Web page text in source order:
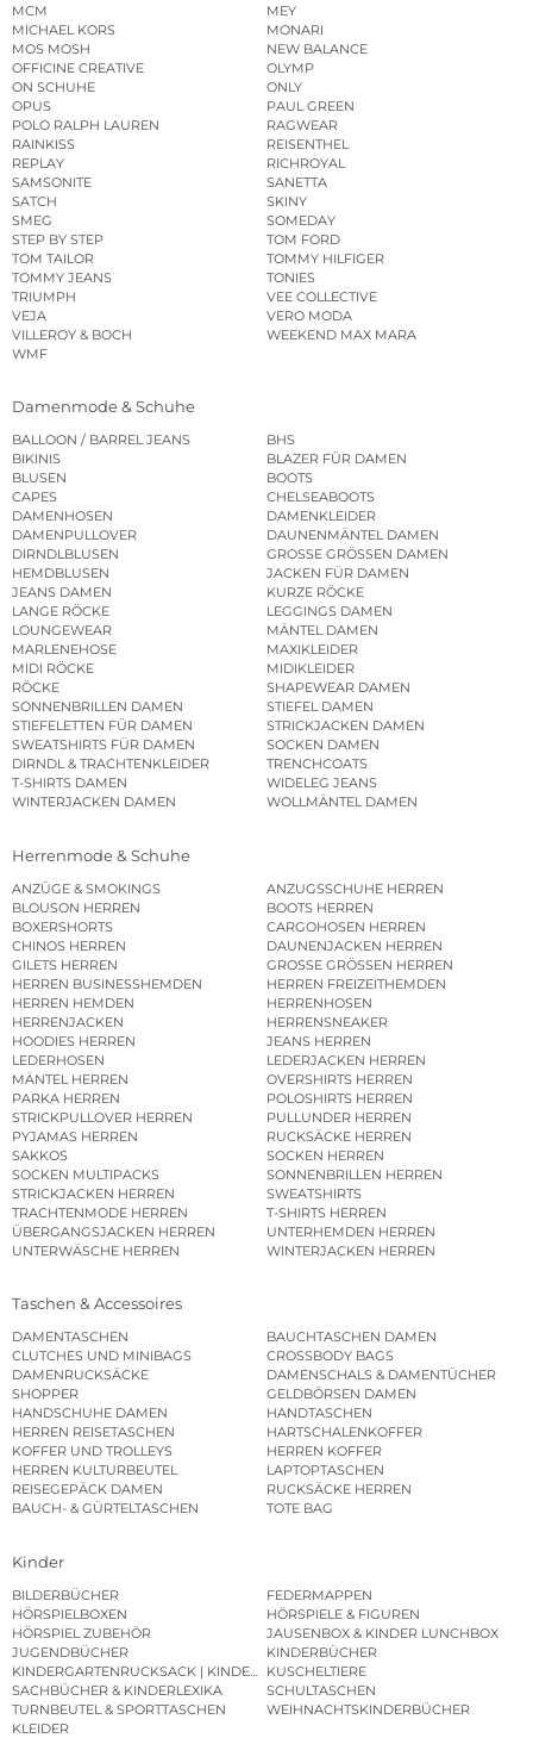
MCM
MEY
MICHAEL KORS
MONARI
MOS MOSH
NEW BALANCE
OFFICINE CREATIVE
OLYMP
ON SCHUHE
ONLY
OPUS
PAUL GREEN
POLO RALPH LAUREN
RAGWEAR
RAINKISS
REISENTHEL
REPLAY
RICHROYAL
SAMSONITE
SANETTA
SATCH
SKINY
SMEG
SOMEDAY
STEP BY STEP
TOM FORD
TOM TAILOR
TOMMY HILFIGER
TOMMY JEANS
TONIES
TRIUMPH
VEE COLLECTIVE
VEJA
VERO MODA
VILLEROY & BOCH
WEEKEND MAX MARA
WMF
Damenmode & Schuhe
BALLOON / BARREL JEANS
BHS
BIKINIS
BLAZER FÜR DAMEN
BLUSEN
BOOTS
CAPES
CHELSEABOOTS
DAMENHOSEN
DAMENKLEIDER
DAMENPULLOVER
DAUNENMÄNTEL DAMEN
DIRNDLBLUSEN
GROSSE GRÖSSEN DAMEN
HEMDBLUSEN
JACKEN FÜR DAMEN
JEANS DAMEN
KURZE RÖCKE
LANGE RÖCKE
LEGGINGS DAMEN
LOUNGEWEAR
MÄNTEL DAMEN
MARLENEHOSE
MAXIKLEIDER
MIDI RÖCKE
MIDIKLEIDER
RÖCKE
SHAPEWEAR DAMEN
SONNENBRILLEN DAMEN
STIEFEL DAMEN
STIEFELETTEN FÜR DAMEN
STRICKJACKEN DAMEN
SWEATSHIRTS FÜR DAMEN
SOCKEN DAMEN
DIRNDL & TRACHTENKLEIDER
TRENCHCOATS
T-SHIRTS DAMEN
WIDELEG JEANS
WINTERJACKEN DAMEN
WOLLMÄNTEL DAMEN
Herrenmode & Schuhe
ANZÜGE & SMOKINGS
ANZUGSSCHUHE HERREN
BLOUSON HERREN
BOOTS HERREN
BOXERSHORTS
CARGOHOSEN HERREN
CHINOS HERREN
DAUNENJACKEN HERREN
GILETS HERREN
GROSSE GRÖSSEN HERREN
HERREN BUSINESSHEMDEN
HERREN FREIZEITHEMDEN
HERREN HEMDEN
HERRENHOSEN
HERRENJACKEN
HERRENSNEAKER
HOODIES HERREN
JEANS HERREN
LEDERHOSEN
LEDERJACKEN HERREN
MÄNTEL HERREN
OVERSHIRTS HERREN
PARKA HERREN
POLOSHIRTS HERREN
STRICKPULLOVER HERREN
PULLUNDER HERREN
PYJAMAS HERREN
RUCKSÄCKE HERREN
SAKKOS
SOCKEN HERREN
SOCKEN MULTIPACKS
SONNENBRILLEN HERREN
STRICKJACKEN HERREN
SWEATSHIRTS
TRACHTENMODE HERREN
T-SHIRTS HERREN
ÜBERGANGSJACKEN HERREN
UNTERHEMDEN HERREN
UNTERWÄSCHE HERREN
WINTERJACKEN HERREN
Taschen & Accessoires
DAMENTASCHEN
BAUCHTASCHEN DAMEN
CLUTCHES UND MINIBAGS
CROSSBODY BAGS
DAMENRUCKSÄCKE
DAMENSCHALS & DAMENTÜCHER
SHOPPER
GELDBÖRSEN DAMEN
HANDSCHUHE DAMEN
HANDTASCHEN
HERREN REISETASCHEN
HARTSCHALENKOFFER
KOFFER UND TROLLEYS
HERREN KOFFER
HERREN KULTURBEUTEL
LAPTOPTASCHEN
REISEGEPÄCK DAMEN
RUCKSÄCKE HERREN
BAUCH- & GÜRTELTASCHEN
TOTE BAG
Kinder
BILDERBÜCHER
FEDERMAPPEN
HÖRSPIELBOXEN
HÖRSPIELE & FIGUREN
HÖRSPIEL ZUBEHÖR
JAUSENBOX & KINDER LUNCHBOX
JUGENDBÜCHER
KINDERBÜCHER
KINDERGARTENRUCKSACK | KINDERGARTENBEUTEL
KUSCHELTIERE
SACHBÜCHER & KINDERLEXIKA
SCHULTASCHEN
TURNBEUTEL & SPORTTASCHEN
WEIHNACHTSKINDERBÜCHER
KLEIDER